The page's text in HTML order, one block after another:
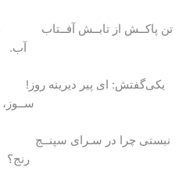
تن پاکــش از تابــش آفــتاب
آب.
یکی‌گفتش: ای پیر دیرینه روز!
ســوز،
نبستی چرا در سـرای سپنــج
رنج؟